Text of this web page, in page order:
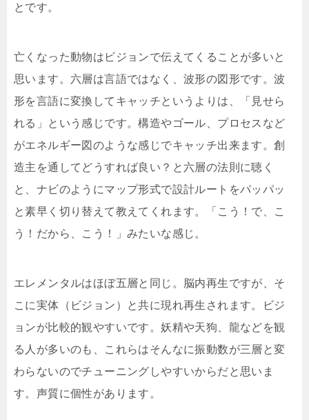
とです。
亡くなった動物はビジョンで伝えてくることが多いと
思います。六層は言語ではなく、波形の図形です。波
形を言語に変換してキャッチというよりは、「見せら
れる」という感じです。構造やゴール、プロセスなど
がエネルギー図のような感じでキャッチ出来ます。創
造主を通してどうすれば良い？と六層の法則に聴く
と、ナビのようにマップ形式で設計ルートをパッパッ
と素早く切り替えて教えてくれます。「こう！で、こ
う！だから、こう！」みたいな感じ。
エレメンタルはほぼ五層と同じ。脳内再生ですが、そ
こに実体（ビジョン）と共に現れ再生されます。ビジ
ョンが比較的観やすいです。妖精や天狗、龍などを観
る人が多いのも、これらはそんなに振動数が三層と変
わらないのでチューニングしやすいからだと思いま
す。声質に個性があります。